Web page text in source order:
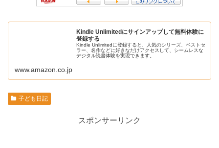
Kindle Unlimitedにサインアップして無料体験に
登録する
Kindle Unlimitedに登録すると、人気のシリーズ、ベストセ
ラー、名作などに好きなだけアクセスして、シームレスな
デジタル読書体験を実現できます。
www.amazon.co.jp
子ども日記
スポンサーリンク